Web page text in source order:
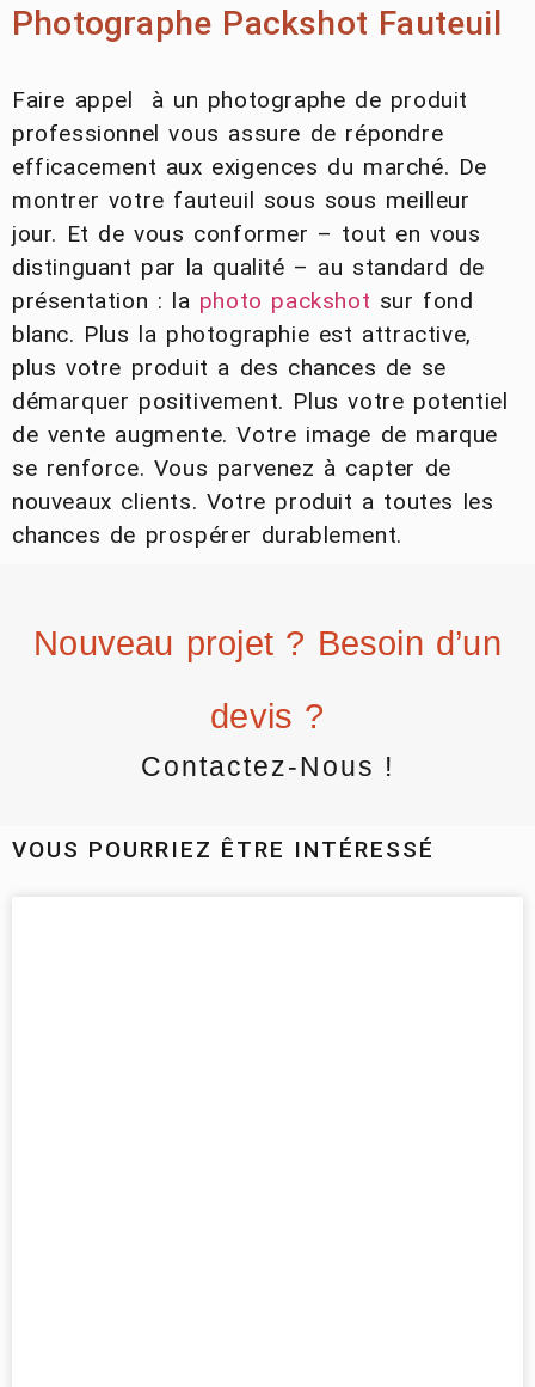
Photographe Packshot Fauteuil
Faire appel à un photographe de produit
professionnel vous assure de répondre
efficacement aux exigences du marché. De
montrer votre fauteuil sous sous meilleur
jour. Et de vous conformer – tout en vous
distinguant par la qualité – au standard de
présentation : la photo packshot sur fond
blanc. Plus la photographie est attractive,
plus votre produit a des chances de se
démarquer positivement. Plus votre potentiel
de vente augmente. Votre image de marque
se renforce. Vous parvenez à capter de
nouveaux clients. Votre produit a toutes les
chances de prospérer durablement.
Nouveau projet ? Besoin d’un
devis ?
Contactez-Nous !
VOUS POURRIEZ ÊTRE INTÉRESSÉ